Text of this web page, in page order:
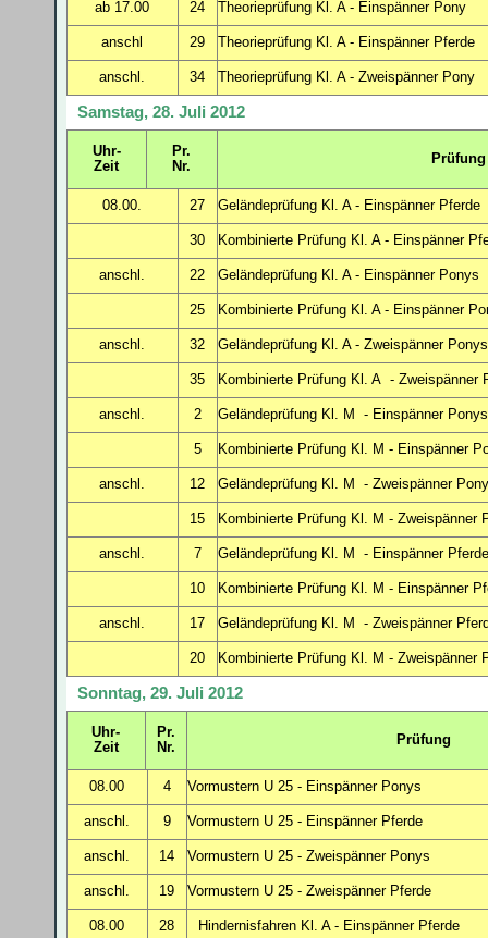
ab 17.00 24 Theorieprüfung Kl. A - Einspänner Pony
anschl 29 Theorieprüfung Kl. A - Einspänner Pferde
anschl. 34 Theorieprüfung Kl. A - Zweispänner Pony
Samstag, 28. Juli 2012
Uhr-
Zeit
Pr.
Nr.
Prüfung
08.00. 27 Geländeprüfung Kl. A - Einspänner Pferde
30 Kombinierte Prüfung Kl. A - Einspänner
anschl. 22 Geländeprüfung Kl. A - Einspänner Ponys
25 Kombinierte Prüfung Kl. A - Einspänner
anschl. 32 Geländeprüfung Kl. A - Zweispänner Ponys
35 Kombinierte Prüfung Kl. A - Zweispänner
anschl. 2 Geländeprüfung Kl. M - Einspänner Ponys
5 Kombinierte Prüfung Kl. M - Einspänner
anschl. 12 Geländeprüfung Kl. M - Zweispänner
15 Kombinierte Prüfung Kl. M - Zweispänner
anschl. 7 Geländeprüfung Kl. M - Einspänner Pferde
10 Kombinierte Prüfung Kl. M - Einspänner
anschl. 17 Geländeprüfung Kl. M - Zweispänner
20 Kombinierte Prüfung Kl. M - Zweispänner
Sonntag, 29. Juli 2012
Uhr-
Zeit
Pr.
Nr.
Prüfung
08.00 4 Vormustern U 25 - Einspänner Ponys
anschl. 9 Vormustern U 25 - Einspänner Pferde
anschl. 14 Vormustern U 25 - Zweispänner Ponys
anschl. 19 Vormustern U 25 - Zweispänner Pferde
08.00 28 Hindernisfahren Kl. A - Einspänner Pferde